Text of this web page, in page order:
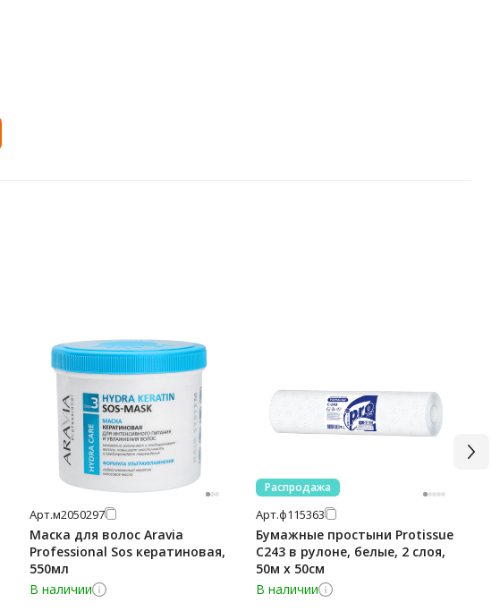
Арт.м2050297
Маска для волос Aravia
Professional Sos кератиновая,
550мл
В наличии
Распродажа
Арт.ф115363
Бумажные простыни Protissue
С243 в рулоне, белые, 2 слоя,
50м х 50см
В наличии